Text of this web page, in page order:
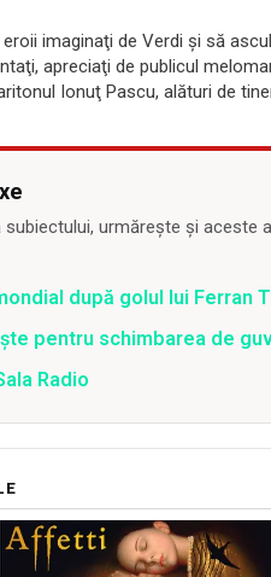
imaginaţi de Verdi şi să
apreciaţi de publicul
Ionuţ Pascu, alături de
urmărește și aceste
după golul lui Ferran
pentru schimbarea de
Radio